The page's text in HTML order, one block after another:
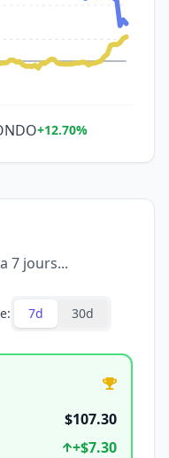
+12.70%
7 jours...
: 7d 30d
$107.30
+$7.30